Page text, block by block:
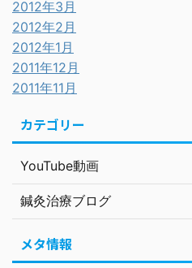
2012年3月
2012年2月
2012年1月
2011年12月
2011年11月
カテゴリー
YouTube動画
鍼灸治療ブログ
メタ情報